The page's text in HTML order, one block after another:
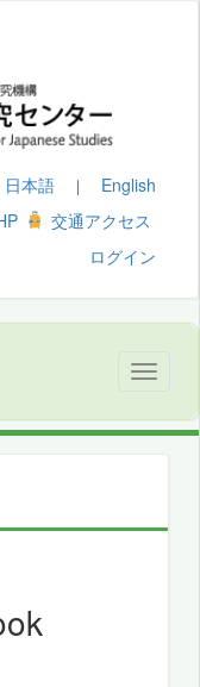
日本語 ｜ English
交通アクセス
ログイン